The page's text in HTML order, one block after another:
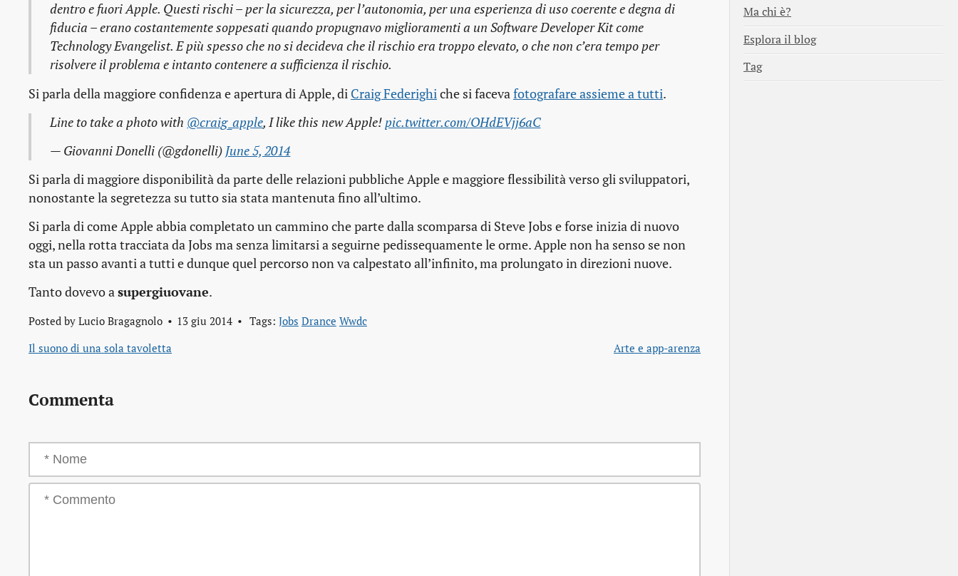
dentro e fuori Apple. Questi rischi – per la sicurezza, per l’autonomia, per una esperienza di uso coerente e degna di
fiducia – erano costantemente soppesati quando propugnavo miglioramenti a un Software Developer Kit come
Technology Evangelist. E più spesso che no si decideva che il rischio era troppo elevato, o che non c’era tempo per
risolvere il problema e intanto contenere a sufficienza il rischio.
Si parla della maggiore confidenza e apertura di Apple, di Craig Federighi che si faceva fotografare assieme a tutti.
Line to take a photo with @craig_apple, I like this new Apple! pic.twitter.com/OHdEVjj6aC
— Giovanni Donelli (@gdonelli) June 5, 2014
Si parla di maggiore disponibilità da parte delle relazioni pubbliche Apple e maggiore flessibilità verso gli sviluppatori,
nonostante la segretezza su tutto sia stata mantenuta fino all’ultimo.
Si parla di come Apple abbia completato un cammino che parte dalla scomparsa di Steve Jobs e forse inizia di nuovo
oggi, nella rotta tracciata da Jobs ma senza limitarsi a seguirne pedissequamente le orme. Apple non ha senso se non
sta un passo avanti a tutti e dunque quel percorso non va calpestato all’infinito, ma prolungato in direzioni nuove.
Tanto dovevo asupergiuovane.
Posted by Lucio Bragagnolo 13 giu 2014 Tags: Jobs Drance Wwdc
Il suono di una sola tavoletta
Arte e app-arenza
Commenta
Ma chi è?
Esplora il blog
Tag